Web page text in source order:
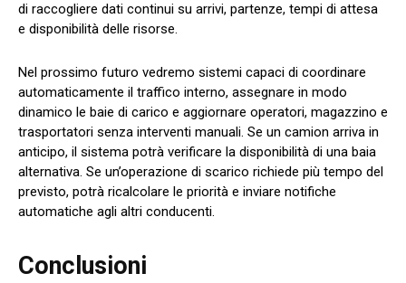
di raccogliere dati continui su arrivi, partenze, tempi di attesa
e disponibilità delle risorse.
Nel prossimo futuro vedremo sistemi capaci di coordinare
automaticamente il traffico interno, assegnare in modo
dinamico le baie di carico e aggiornare operatori, magazzino e
trasportatori senza interventi manuali. Se un camion arriva in
anticipo, il sistema potrà verificare la disponibilità di una baia
alternativa. Se un’operazione di scarico richiede più tempo del
previsto, potrà ricalcolare le priorità e inviare notifiche
automatiche agli altri conducenti.
Conclusioni